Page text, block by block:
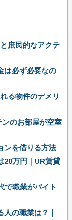
庶民的なアクテ
は必ず必要なの
る物件のデメリ
のお部屋が空室
ンを借りる方法
20万円｜UR賃貸
で職業がバイト
の職業は？｜